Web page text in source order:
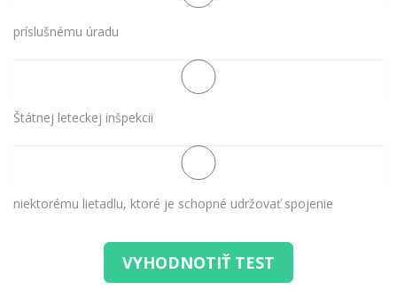
príslušnému úradu
Štátnej leteckej inšpekcii
niektorému lietadlu, ktoré je schopné udržovať spojenie
VYHODNOTIŤ TEST